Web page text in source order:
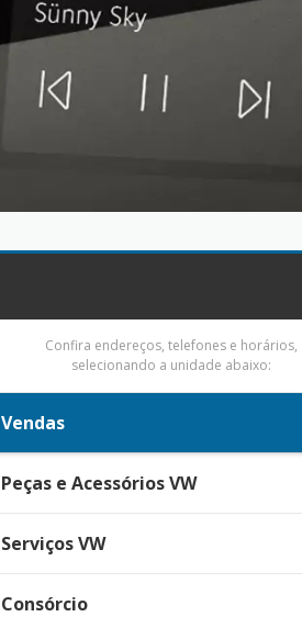
Confira endereços, telefones e horários,
selecionando a unidade abaixo:
Vendas
Peças e Acessórios VW
Serviços VW
Consórcio